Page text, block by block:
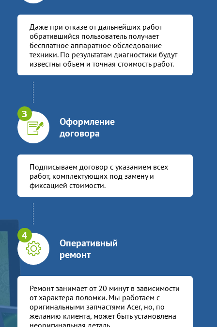
Даже при отказе от дальнейших работ
обратившийся пользователь получает
бесплатное аппаратное обследование
техники. По результатам диагностики будут
известны объем и точная стоимость работ.
Оформление
договора
Подписываем договор с указанием всех
работ, комплектующих под замену и
фиксацией стоимости.
Оперативный
ремонт
Ремонт занимает от 20 минут в зависимости
от характера поломки. Мы работаем с
оригинальными запчастями Acer, но, по
желанию клиента, может быть установлена
неоригинальная деталь.